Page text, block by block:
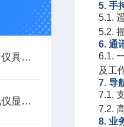
简单介绍下紫外总氮分析仪具有的特点
突破定氮难题，凯氏定氮仪显身手
5. 手
5.1.
5.2.
6. 通
6.1.
及工
7. 导
7.1.
7.2.
8. 业